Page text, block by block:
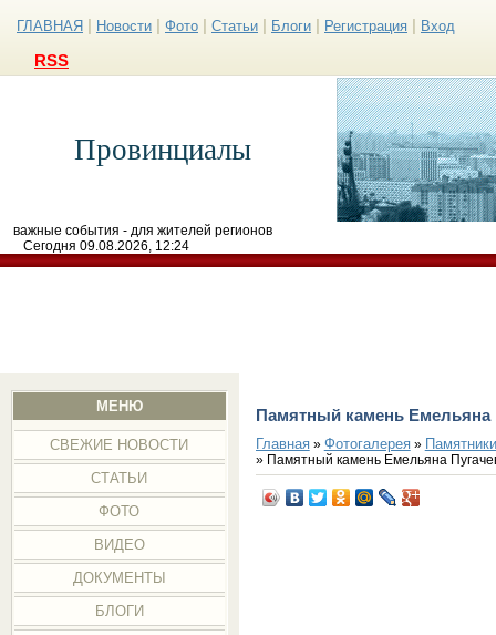
ГЛАВНАЯ Новости Фото Статьи Блоги Регистрация Вход
RSS
Провинциалы
важные события - для жителей регионов
Сегодня 09.08.2026, 12:24
МЕНЮ
СВЕЖИЕ НОВОСТИ
СТАТЬИ
ФОТО
ВИДЕО
ДОКУМЕНТЫ
БЛОГИ
Памятный камень Емельяна
Главная» Фотогалерея»
» Памятный камень Емельяна